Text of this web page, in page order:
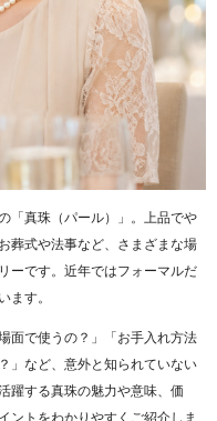
「真珠（パール）」。上品でや
葬式や法事など、さまざまな場
ーです。近年ではフォーマルだ
す。
面で使うの？」「お手入れ方法
」など、意外と知られていない
躍する真珠の魅力や意味、価
ントをわかりやすくご紹介しま